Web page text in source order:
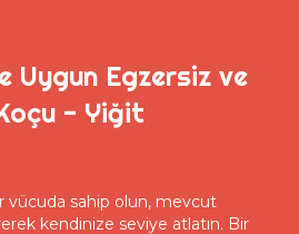
Uygun Egzersiz ve
- Yiğit
vücuda sahip olun, mevcut
kendinize seviye atlatın. Bir